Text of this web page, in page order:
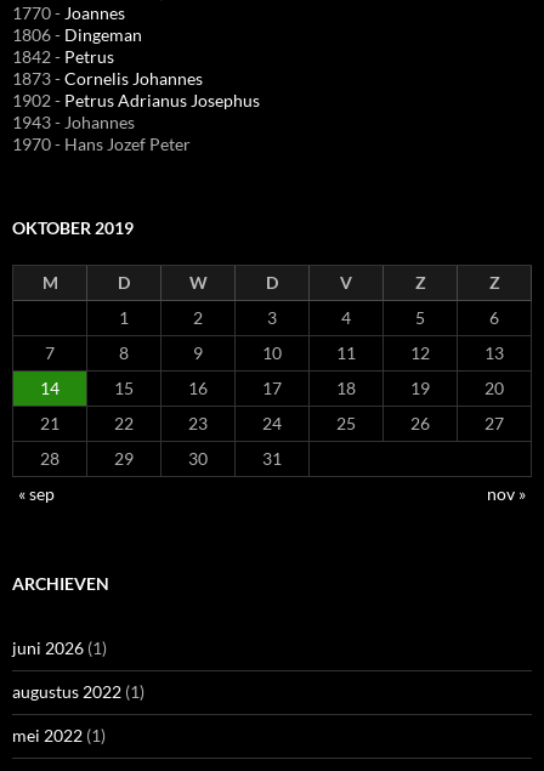
1770 - Joannes
1806 - Dingeman
1842 - Petrus
1873 -Cornelis Johannes
1902 - Petrus Adrianus Josephus
1943 - Johannes
1970 - Hans Jozef Peter
OKTOBER 2019
M D W D V Z
Z
1
2 3 4 5
6
7
8 9 10 11 12
13
14
15 16 17 18 19
20
21
22 23 24 25 26
27
28
29 30
31
« sep
nov »
ARCHIEVEN
juni 2026 (1)
augustus 2022 (1)
mei 2022 (1)